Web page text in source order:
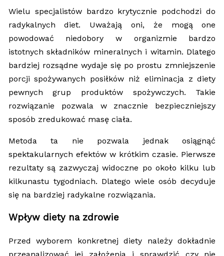
Wielu specjalistów bardzo krytycznie podchodzi do
radykalnych diet. Uważają oni, że mogą one
powodować niedobory w organizmie bardzo
istotnych składników mineralnych i witamin. Dlatego
bardziej rozsądne wydaje się po prostu zmniejszenie
porcji spożywanych posiłków niż eliminacja z diety
pewnych grup produktów spożywczych. Takie
rozwiązanie pozwala w znacznie bezpieczniejszy
sposób zredukować masę ciała.
Metoda ta nie pozwala jednak osiągnąć
spektakularnych efektów w krótkim czasie. Pierwsze
rezultaty są zazwyczaj widoczne po około kilku lub
kilkunastu tygodniach. Dlatego wiele osób decyduje
się na bardziej radykalne rozwiązania.
Wpływ diety na zdrowie
Przed wyborem konkretnej diety należy dokładnie